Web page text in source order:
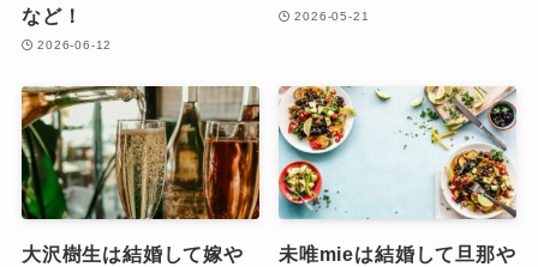
など！
2026-06-12
2026-05-21
大沢樹生は結婚して嫁や
未唯mieは結婚して旦那や